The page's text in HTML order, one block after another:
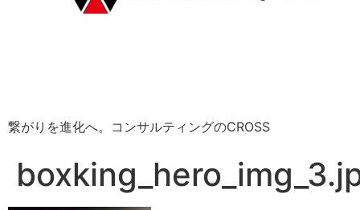
繋がりを進化へ。コンサルティングのCROSS